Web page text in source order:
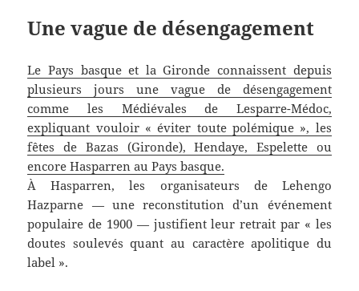
Une vague de désengagement
Le Pays basque et la Gironde connaissent depuis
plusieurs jours une vague de désengagement
comme les Médiévales de Lesparre-Médoc,
expliquant vouloir « éviter toute polémique », les
fêtes de Bazas (Gironde), Hendaye, Espelette ou
encore Hasparren au Pays basque.
À Hasparren, les organisateurs de Lehengo
Hazparne — une reconstitution d’un événement
populaire de 1900 — justifient leur retrait par « les
doutes soulevés quant au caractère apolitique du
label ».